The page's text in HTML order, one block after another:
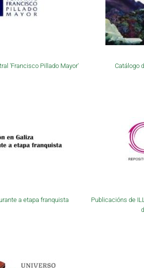
'Francisco Pillado Mayor' Catálogo
a etapa franquista
Publicacións de